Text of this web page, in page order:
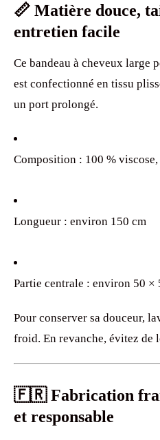
📏 Matière douce,
entretien facile
Ce bandeau à cheveux large
est confectionné en tissu
un port prolongé.
Composition : 100 %
Longueur : environ 150 cm
Partie centrale : environ 50 ×
Pour conserver sa douceur,
froid. En revanche, évitez de
🇫🇷 Fabrication
et responsable